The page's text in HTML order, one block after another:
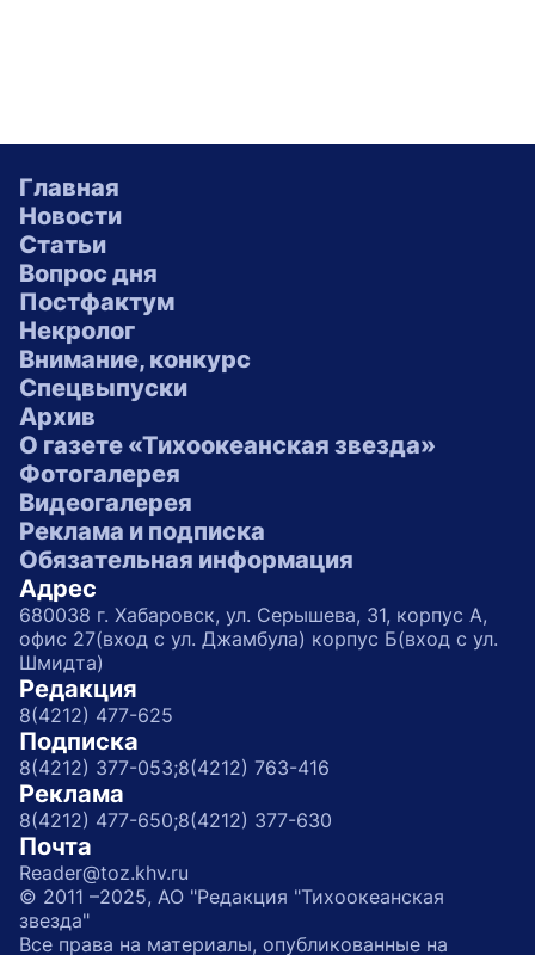
Главная
Новости
Статьи
Вопрос дня
Постфактум
Некролог
Внимание, конкурс
Спецвыпуски
Архив
О газете «Тихоокеанская звезда»
Фотогалерея
Видеогалерея
Реклама и подписка
Обязательная информация
Адрес
680038 г. Хабаровск, ул. Серышева, 31, корпус А,
офис 27(вход с ул. Джамбула) корпус Б(вход с ул.
Шмидта)
Редакция
8(4212) 477-625
Подписка
8(4212) 377-053;8(4212) 763-416
Реклама
8(4212) 477-650;8(4212) 377-630
Почта
Reader@toz.khv.ru
© 2011 –2025, АО "Редакция "Тихоокеанская
звезда"
Все права на материалы, опубликованные на